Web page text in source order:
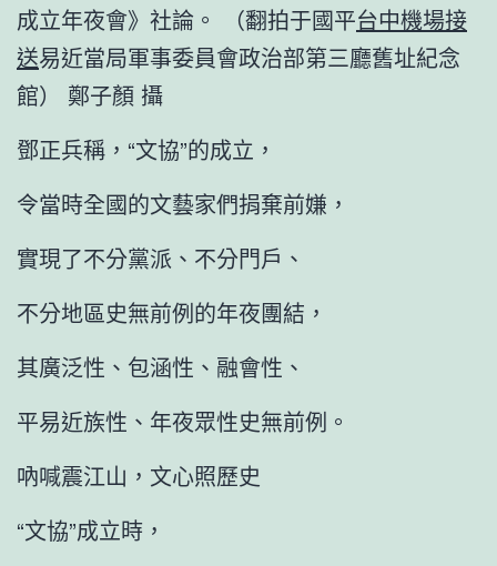
成立年夜會》社論。 （翻拍于國平台中機場接
送易近當局軍事委員會政治部第三廳舊址紀念
館） 鄭子顏 攝
鄧正兵稱，“文協”的成立，
令當時全國的文藝家們捐棄前嫌，
實現了不分黨派、不分門戶、
不分地區史無前例的年夜團結，
其廣泛性、包涵性、融會性、
平易近族性、年夜眾性史無前例。
吶喊震江山，文心照歷史
“文協”成立時，